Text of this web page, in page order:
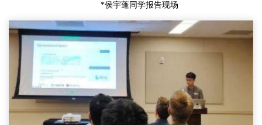
*侯宇蓬同学报告现场